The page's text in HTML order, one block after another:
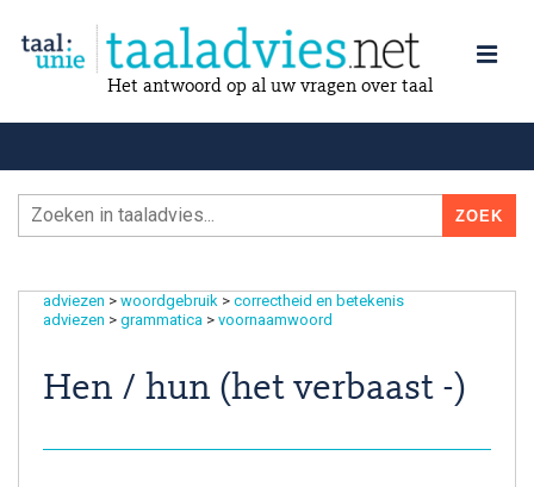
Het antwoord op al uw vragen over taal
adviezen > woordgebruik > correctheid en betekenis
adviezen > grammatica > voornaamwoord
Hen / hun (het verbaast -)